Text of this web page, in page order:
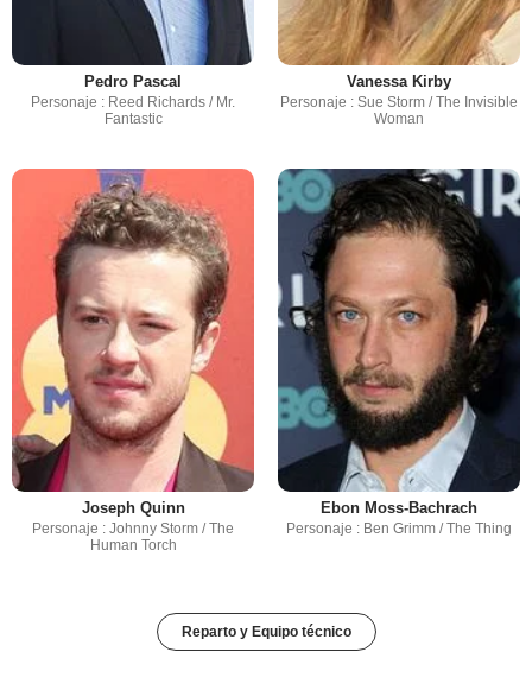
Pedro Pascal
Personaje : Reed Richards / Mr.
Fantastic
Vanessa Kirby
Personaje : Sue Storm / The Invisible
Woman
Joseph Quinn
Personaje : Johnny Storm / The
Human Torch
Ebon Moss-Bachrach
Personaje : Ben Grimm / The Thing
Reparto y Equipo técnico